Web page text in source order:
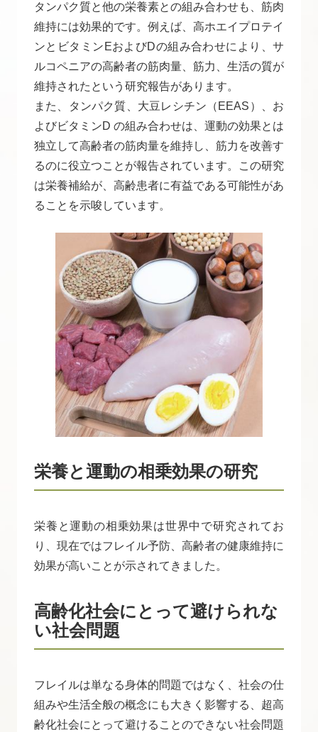
タンパク質と他の栄養素との組み合わせも、筋肉
維持には効果的です。例えば、高ホエイプロテイ
ンとビタミンEおよびDの組み合わせにより、サ
ルコペニアの高齢者の筋肉量、筋力、生活の質が
維持されたという研究報告があります。
また、タンパク質、大豆レシチン（EEAS）、お
よびビタミンD の組み合わせは、運動の効果とは
独立して高齢者の筋肉量を維持し、筋力を改善す
るのに役立つことが報告されています。この研究
は栄養補給が、高齢患者に有益である可能性があ
ることを示唆しています。
栄養と運動の相乗効果の研究
栄養と運動の相乗効果は世界中で研究されてお
り、現在ではフレイル予防、高齢者の健康維持に
効果が高いことが示されてきました。
高齢化社会にとって避けられな
い社会問題
フレイルは単なる身体的問題ではなく、社会の仕
組みや生活全般の概念にも大きく影響する、超高
齢化社会にとって避けることのできない社会問題